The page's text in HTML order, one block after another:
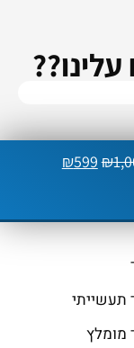
₪
₪599
תעשייתי
מומלץ